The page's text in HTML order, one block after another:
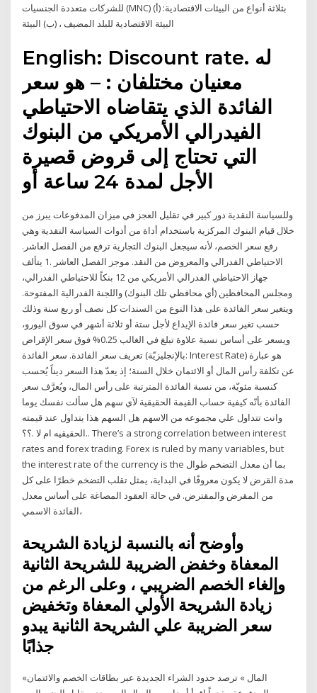
للشركات متعددة الجنسيات (MNC) بثلاثة أنواع من البيئات الاقتصادية: (أ)
البيئة الاقتصادية للبلد المضيف ، (ب) البيئة
English: Discount rate. له
معنيان مختلفان : – هو سعر
الفائدة الذي يتقاضاه الاحتياطي
الفيدرالي الأمريكي من البنوك
التي تحتاج إلى قروض قصيرة
وللسياسة النقدية دور كبير في تقليل العجز في ميزان المدفوعات يبرز من
خلال قيام البنوك المركزية باستخدام أداة من أدوات السياسة النقدية وهي
رفع سعر الخصم، لأنه سيجعل البنوك التجارية ترفع من الفصل العاشر.
الاحتياطي الفدرالي والمعروض من النقد. موجز الفصل العاشر .1 يتألف
جهاز الاحتياطي الفدرالي الأمريكي من 12 بنكاً للاحتياطي الفدرالي،
ومجلس المحافظين (أي محافظي تلك البنوك) واللجنة الفدرالية المفتوحة.
ويتغير سعر الفائدة على هذا النوع من السندات كل نصف أو ربع سنة وذلك
حسب تغير سعر فائدة الإيداع لأجل ستة أو ثلاثة أشهر في سوق اليورو،
ويسعر على أساس نسبة علاوة تبلغ في الغالب 0.25% فوق سعر الإقراض
تعريف سعر الفائدة. سعر الفائدة (بالإنجليزيّة: Interest Rate) هو عبارة
عن تكلفة رأس المال أو الائتمان خلال السنة؛ إذ يعدّ هذا السعر ديناً يُحسب
كنسبة مئويّة، من نسبة الفائدة المترتبة على رأس المال، ويُعرَّف سعر
الفائدة بأنّه كيفية حساب القيمة الحقيقية لآي سهم هل سألت نفسك يوما
وانت تتداول علي مجموعه من الاسهم هل السهم هذا يتداول عند قيمته
الحقيقيه ام لا .؟؟.. There’s a strong correlation between interest
rates and forex trading. Forex is ruled by many variables, but
the interest rate of the currency is the بما أن معدل التضخم طوال
مدة القرض لا يكون معروفًا في البداية، يمثل تقلب التضخم خطرًا على كل
من المقرض والمقترض. في حالة العقود المصاغة على أساس معدل
الفائدة الاسمي،
وأوضح أنه بالنسبة لزيادة الشريحة
المعفاة وخفض الضريبة للشريحة الثانية
وإلغاء الخصم الضريبي ، وعلى الرغم من
زيادة الشريحة الأولي المعفاة وتخفيض
سعر الضريبة علي الشريحة الثانية يبدو
جذابًا
«المال » ترصد حدود الشراء الجديدة عبر بطاقات الخصم والائتمان